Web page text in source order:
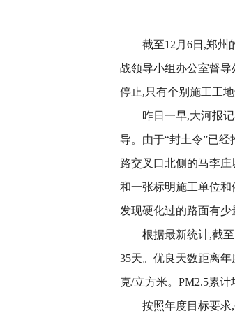
截至12月6日,郑州
战领导小组办公室督
停止,只有个别施工工
昨日一早,大河报
导。由于“封土令”已
路交叉口北侧的马李
和一张标明施工单位和
发现硬化过的路面有少
根据最新统计,截
35天。优良天数距离
克/立方米。PM2.5累计
按照年度目标要求